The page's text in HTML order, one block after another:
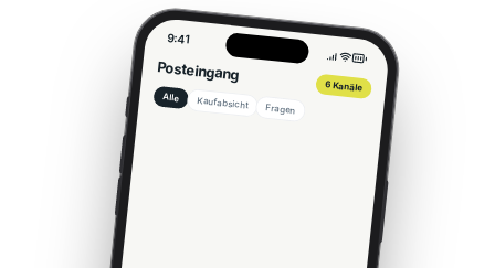
9:41
Posteingang
6 Kanäle
Alle Kaufabsicht Fragen